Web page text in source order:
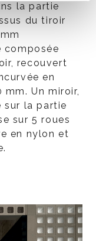
la partie
du tiroir
composée
recouvert
en
Un miroir,
sur la partie
sur 5 roues
en nylon et